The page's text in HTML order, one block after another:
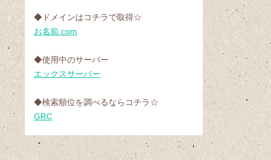
◆ドメインはコチラで取得☆
お名前.com
◆使用中のサーバー
エックスサーバー
◆検索順位を調べるならコチラ☆
GRC